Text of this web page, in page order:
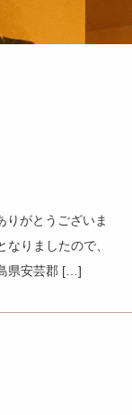
りがとうございま
りましたので、
県安芸郡 […]